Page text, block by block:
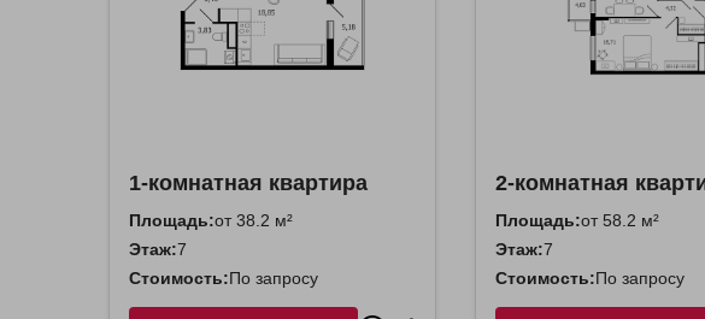
1-комнатная квартира
Площадь:от 38.2 м²
Этаж:7
Стоимость:По запросу
2-комнатная
Площадь:от 58.2 м²
Этаж:7
Стоимость:По запросу